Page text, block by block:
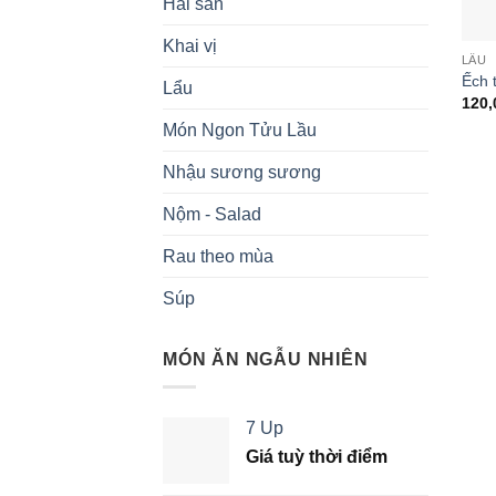
Hải sản
Khai vị
Lẩu
Món Ngon Tửu Lầu
Nhậu sương sương
Nộm - Salad
Rau theo mùa
Súp
MÓN ĂN NGẪU NHIÊN
7 Up
Giá tuỳ thời điểm
LẨU
Ếch